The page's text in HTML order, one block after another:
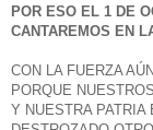
POR ESO EL 1 DE
CANTAREMOS EN
CON LA FUERZA
PORQUE
Y NUESTRA